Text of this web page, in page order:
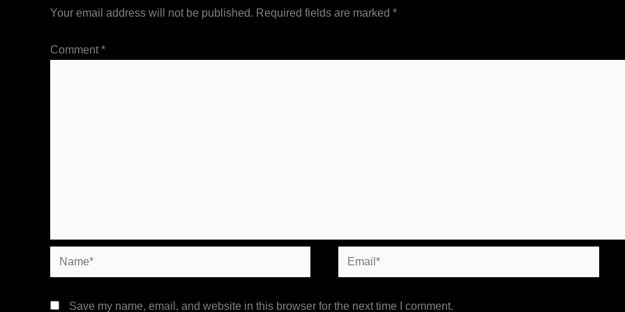
Your email address will not be published. Required fields are marked *
Comment*
Name* Email*
Save my name, email, and website in this browser for the next time I comment.